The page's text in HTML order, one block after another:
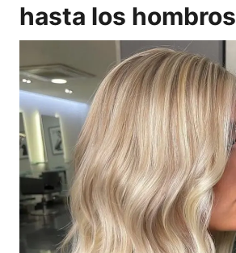
hasta los hombros